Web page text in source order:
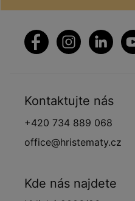
Kontaktujte nás
+420 734 889 068
office@hristematy.cz
Kde nás najdete